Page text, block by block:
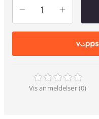
Vis anmeldelser (0)